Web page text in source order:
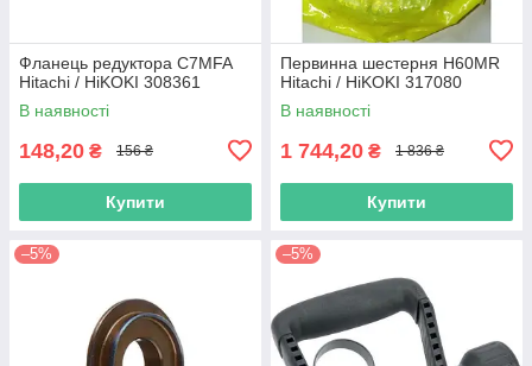
Фланець редуктора C7MFA
Hitachi / HiKOKI 308361
В наявності
148,20 ₴ 156 ₴
Купити
Первинна шестерня H60MR
Hitachi / HiKOKI 317080
В наявності
1 744,20 ₴ 1 836 ₴
Купити
–5% –5%